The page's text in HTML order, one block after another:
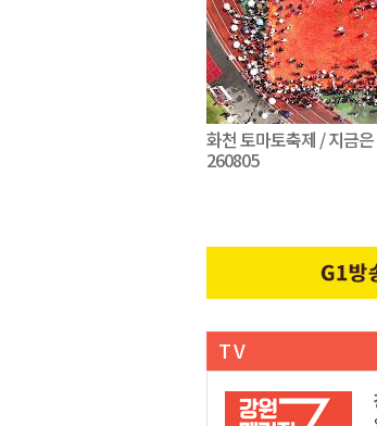
화천 토마토축제 / 지금
260805
TV